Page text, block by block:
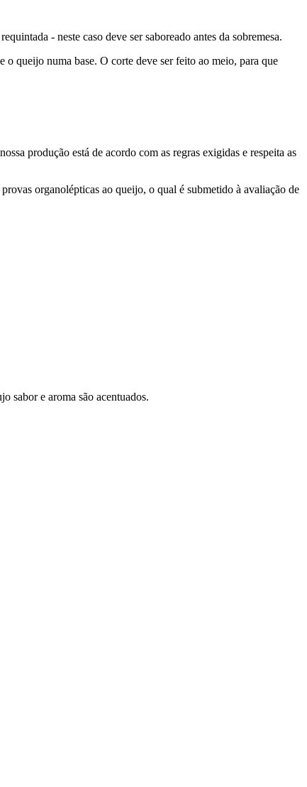
- neste caso deve ser saboreado antes da sobremesa.
queijo numa base. O corte deve ser feito ao meio, para que
produção está de acordo com as regras exigidas e respeita as
organolépticas ao queijo, o qual é submetido à avaliação de
sabor e aroma são acentuados.